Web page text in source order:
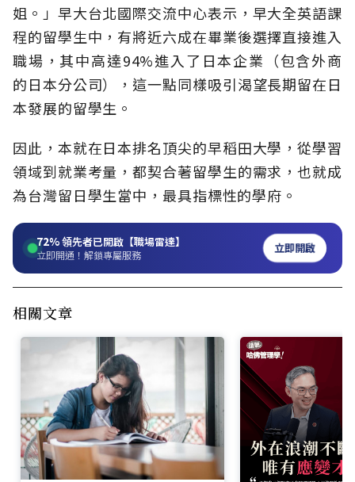
姐。」早大台北國際交流中心表示，早大全英語課
程的留學生中，有將近六成在畢業後選擇直接進入
職場，其中高達94%進入了日本企業（包含外商
的日本分公司），這一點同樣吸引渴望長期留在日
本發展的留學生。
因此，本就在日本排名頂尖的早稻田大學，從學習
領域到就業考量，都契合著留學生的需求，也就成
為台灣留日學生當中，最具指標性的學府。
72%領先者已開啟【職場雷達】
立即開通！解鎖專屬服務 立即開啟
相關文章